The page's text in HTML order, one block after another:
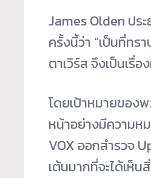
James Olden ปร
ครั้งนี้ว่า “เป็นที่ทร
ตาเวิร์ส จึงเป็นเรื่
โดยเป้าหมายของ
หน้าอย่างมีความห
VOX ออกสำรวจ
เต้นมากที่จะได้เห็น